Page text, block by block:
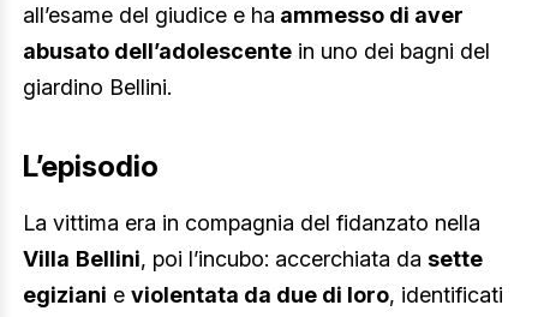
all’esame del giudice e ha ammesso di aver
abusato dell’adolescente in uno dei bagni del
giardino Bellini.
L’episodio
La vittima era in compagnia del fidanzato nella
Villa Bellini, poi l’incubo: accerchiata da sette
egiziani e violentata da due di loro, identificati